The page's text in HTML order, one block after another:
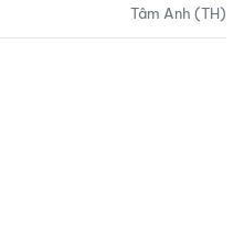
Tâm Anh (TH)